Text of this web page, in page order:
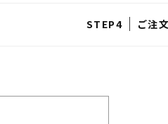
ご注